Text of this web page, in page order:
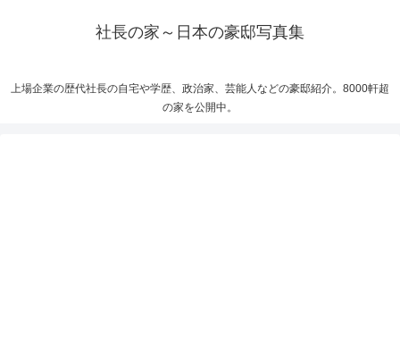
社長の家～日本の豪邸写真集
上場企業の歴代社長の自宅や学歴、政治家、芸能人などの豪邸紹介。8000軒超
の家を公開中。